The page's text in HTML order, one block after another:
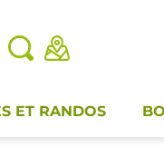
ET RANDOS